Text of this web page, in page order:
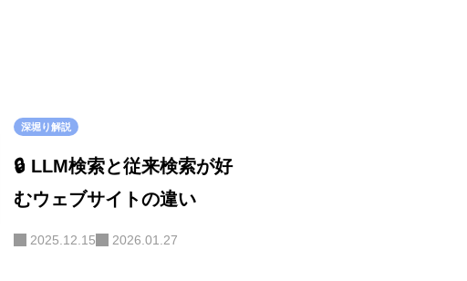
深堀り解説
🔒 LLM検索と従来検索が好
むウェブサイトの違い
2025.12.15 2026.01.27